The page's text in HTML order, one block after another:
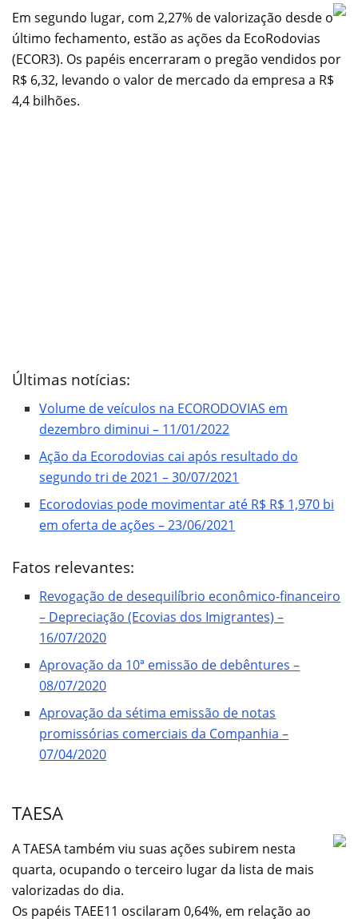
Em segundo lugar, com 2,27% de valorização desde o
último fechamento, estão as ações da EcoRodovias
(ECOR3). Os papéis encerraram o pregão vendidos por
R$ 6,32, levando o valor de mercado da empresa a R$
4,4 bilhões.
Últimas notícias:
Volume de veículos na ECORODOVIAS em
dezembro diminui – 11/01/2022
Ação da Ecorodovias cai após resultado do
segundo tri de 2021 – 30/07/2021
Ecorodovias pode movimentar até R$ R$ 1,970 bi
em oferta de ações – 23/06/2021
Fatos relevantes:
Revogação de desequilíbrio econômico-financeiro
– Depreciação (Ecovias dos Imigrantes) –
16/07/2020
Aprovação da 10ª emissão de debêntures –
08/07/2020
Aprovação da sétima emissão de notas
promissórias comerciais da Companhia –
07/04/2020
TAESA
A TAESA também viu suas ações subirem nesta
quarta, ocupando o terceiro lugar da lista de mais
valorizadas do dia.
Os papéis TAEE11 oscilaram 0,64%, em relação ao